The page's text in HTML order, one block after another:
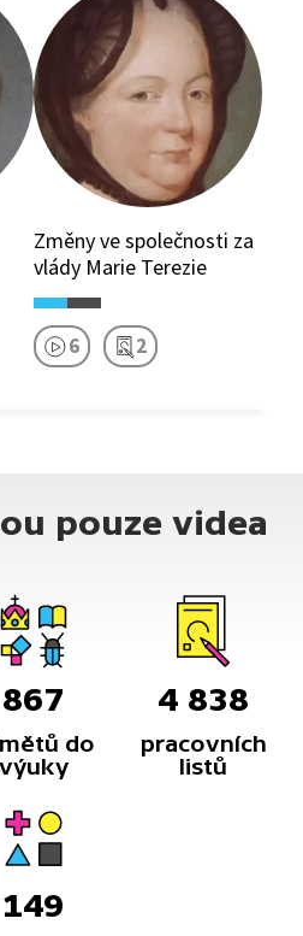
Změny ve společnosti za
vlády Marie Terezie
6 2
pouze videa
867
do
výuky
4 838
pracovních
listů
149